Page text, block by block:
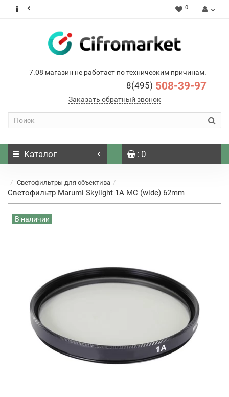
0
7.08 магазин не работает по техническим причинам.
8(495) 508-39-97
Заказать обратный звонок
Каталог : 0
Светофильтры для объектива
Светофильтр Marumi Skylight 1A MC (wide) 62mm
В наличии